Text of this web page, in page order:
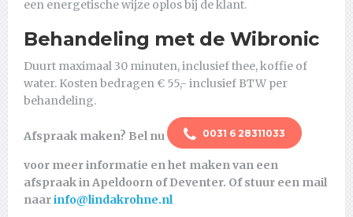
een energetische wijze oplos bij de klant.
Behandeling met de Wibronic
Duurt maximaal 30 minuten, inclusief thee, koffie of
water. Kosten bedragen € 55,- inclusief BTW per
behandeling.
Afspraak maken? Bel nu 0031 6 28311033
voor meer informatie en het maken van een
afspraak in Apeldoorn of Deventer. Of stuur een mail
naarinfo@lindakrohne.nl